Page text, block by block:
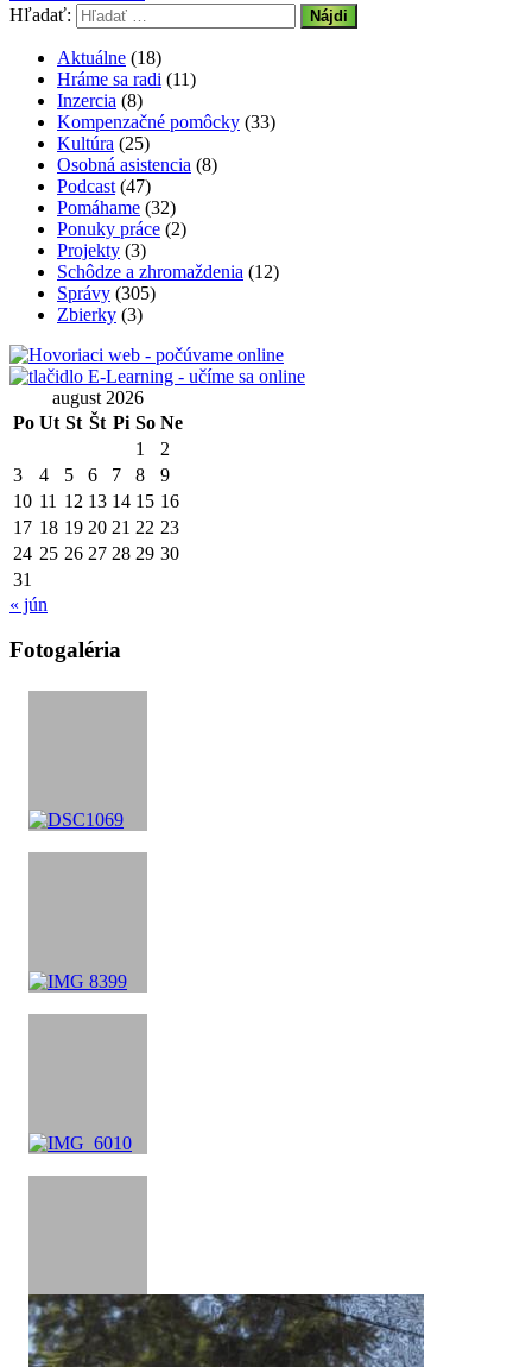
Hľadať:
Aktuálne (18)
Hráme sa radi (11)
Inzercia (8)
Kompenzačné pomôcky (33)
Kultúra (25)
Osobná asistencia (8)
Podcast (47)
Pomáhame (32)
Ponuky práce (2)
Projekty (3)
Schôdze a zhromaždenia (12)
Správy (305)
Zbierky (3)
august 2026
Po Ut St Št Pi So Ne
1
2
3
4 5 6 7 8
9
10 11 12 13 14 15 16
17 18 19 20 21 22 23
24 25 26 27 28 29 30
31
« jún
Fotogaléria